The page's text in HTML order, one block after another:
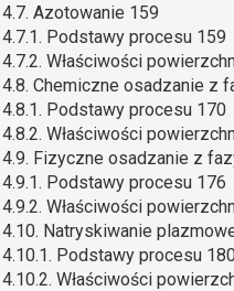
4.7. Azotowanie 159
4.7.1. Podstawy procesu 159
4.7.2. Właściwości
4.8. Chemiczne osadzanie z
4.8.1. Podstawy procesu 170
4.8.2. Właściwości
4.9. Fizyczne osadzanie z
4.9.1. Podstawy procesu 176
4.9.2. Właściwości
4.10. Natryskiwanie
4.10.1. Podstawy procesu
4.10.2. Właściwości